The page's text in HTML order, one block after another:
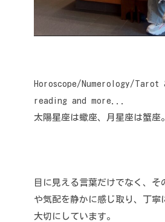
Horoscope/Numerology/Tarot
reading and more...
太陽星座は蠍座、月星座は蟹座。
目に見える言葉だけでなく、そ
や気配を静かに感じ取り、丁寧
大切にしています。